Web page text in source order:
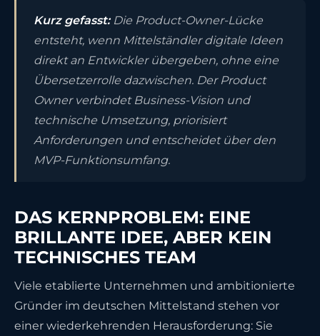
Kurz gefasst:Die Product-Owner-Lücke
entsteht, wenn Mittelständler digitale Ideen
direkt an Entwickler übergeben, ohne eine
Übersetzerrolle dazwischen. Der Product
Owner verbindet Business-Vision und
technische Umsetzung, priorisiert
Anforderungen und entscheidet über den
MVP-Funktionsumfang.
DAS KERNPROBLEM: EINE
BRILLANTE IDEE, ABER KEIN
TECHNISCHES TEAM
Viele etablierte Unternehmen und ambitionierte
Gründer im deutschen Mittelstand stehen vor
einer wiederkehrenden Herausforderung: Sie